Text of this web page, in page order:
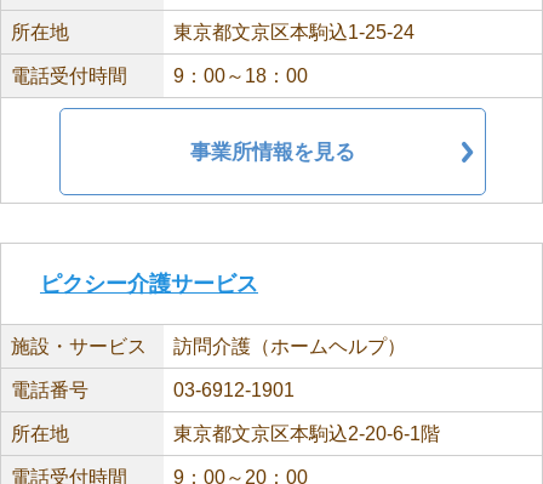
所在地 東京都文京区本駒込1-25-24
電話受付時間 9：00～18：00
事業所情報を見る
ピクシー介護サービス
施設・サービス 訪問介護（ホームヘルプ）
電話番号 03-6912-1901
所在地 東京都文京区本駒込2-20-6-1階
電話受付時間 9：00～20：00